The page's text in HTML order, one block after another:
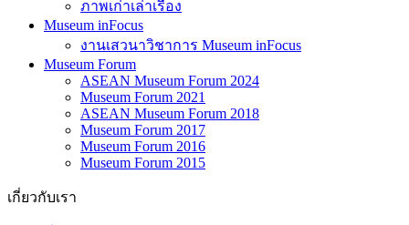
ภาพเก่าเล่าเรื่อง
Museum inFocus
งานเสวนาวิชาการ Museum inFocus
Museum Forum
ASEAN Museum Forum 2024
Museum Forum 2021
ASEAN Museum Forum 2018
Museum Forum 2017
Museum Forum 2016
Museum Forum 2015
เกี่ยวกับเรา